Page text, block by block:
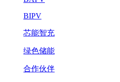
BIPV
芯能智充
绿色储能
合作伙伴